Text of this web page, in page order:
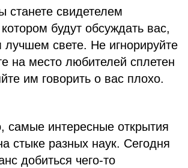
станете свидетелем
будут обсуждать вас,
свете. Не игнорируйте
на место любителей сплетен
им говорить о вас плохо.
самые интересные открытия
стыке разных наук. Сегодня
добиться чего-то